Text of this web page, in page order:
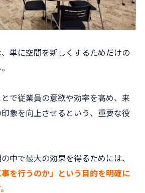
単に空間を新しくするためだけの
で従業員の意欲や効率を高め、来
象を向上させるという、重要な役
中で最大の効果を得るためには、
を行うのか」という目的を明確に